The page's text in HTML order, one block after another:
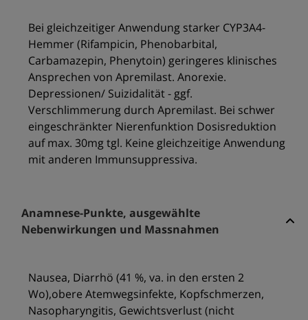
Bei gleichzeitiger Anwendung starker CYP3A4-
Hemmer (Rifampicin, Phenobarbital,
Carbamazepin, Phenytoin) geringeres klinisches
Ansprechen von Apremilast. Anorexie.
Depressionen/ Suizidalität - ggf.
Verschlimmerung durch Apremilast. Bei schwer
eingeschränkter Nierenfunktion Dosisreduktion
auf max. 30mg tgl. Keine gleichzeitige Anwendung
mit anderen Immunsuppressiva.
Anamnese-Punkte, ausgewählte
Nebenwirkungen und Massnahmen
Nausea, Diarrhö (41 %, va. in den ersten 2
Wo),obere Atemwegsinfekte, Kopfschmerzen,
Nasopharyngitis, Gewichtsverlust (nicht